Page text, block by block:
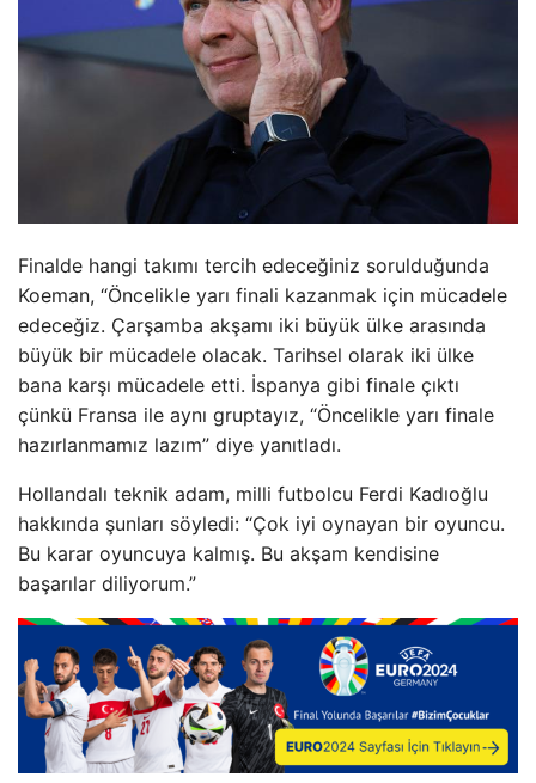
Finalde hangi takımı tercih edeceğiniz sorulduğunda
Koeman, “Öncelikle yarı finali kazanmak için mücadele
edeceğiz. Çarşamba akşamı iki büyük ülke arasında
büyük bir mücadele olacak. Tarihsel olarak iki ülke
bana karşı mücadele etti. İspanya gibi finale çıktı
çünkü Fransa ile aynı gruptayız, “Öncelikle yarı finale
hazırlanmamız lazım” diye yanıtladı.
Hollandalı teknik adam, milli futbolcu Ferdi Kadıoğlu
hakkında şunları söyledi: “Çok iyi oynayan bir oyuncu.
Bu karar oyuncuya kalmış. Bu akşam kendisine
başarılar diliyorum.”